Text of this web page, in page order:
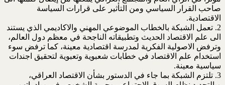
صاحب القرار السياسي ومن التأثير على قرارات السياسة
الاقتصادية.
2. تعمل الشبكة بالخطاب الموضوعي المهني والاكاديمي الذي يستند
الى علم الاقتصاد الحديث وتطبيقاته الناجحة في معظم دول العالم،
وترفض الاصولية الفكرية لمدرسة اقتصادية معينة، كما ترفض سوء
استخدام علم الاقتصاد في خطابات شعبوية وتعبوية لتحقيق اجندات
سياسية معينة.
3. تلتزم الشبكة بما جاء في الدستور بشأن الاقتصاد العراقي،